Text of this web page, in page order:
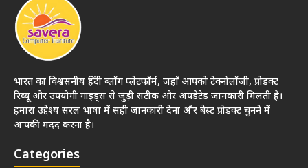
भारत का विश्वसनीय हिंदी ब्लॉग प्लेटफॉर्म, जहाँ आपको टेक्नोलॉजी, प्रोडक्ट
रिव्यू और उपयोगी गाइड्स से जुड़ी सटीक और अपडेटेड जानकारी मिलती है।
हमारा उद्देश्य सरल भाषा में सही जानकारी देना और बेस्ट प्रोडक्ट चुनने में
आपकी मदद करना है।
Categories